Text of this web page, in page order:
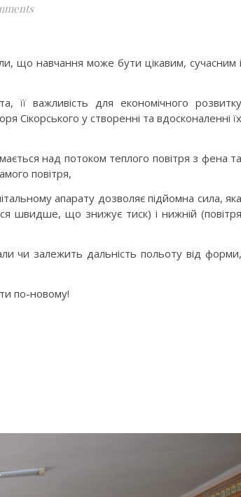
що навчання може бути цікавим, сучасним і
її важливість для економічного розвитку
Сікорського у створенні та вдосконаленні їх
над потоком теплого повітря з фена та
повітря,
апарату дозволяє підйомна сила, яка
швидше, що знижує тиск) і нижній (повітря
чи залежить дальність польоту від форми,
по-новому!